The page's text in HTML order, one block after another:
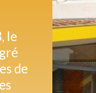
le
de